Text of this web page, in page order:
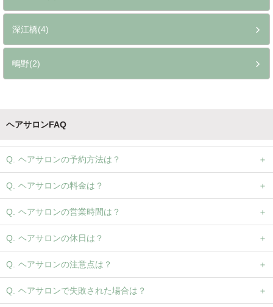
深江橋(4)
鴫野(2)
ヘアサロンFAQ
ヘアサロンの予約方法は？
ヘアサロンの料金は？
ヘアサロンの営業時間は？
ヘアサロンの休日は？
ヘアサロンの注意点は？
ヘアサロンで失敗された場合は？